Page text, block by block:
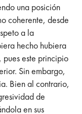
una posición
coherente, desde
a la
hecho hubiera
este principio
Sin embargo,
Bien al contrario,
de
en sus